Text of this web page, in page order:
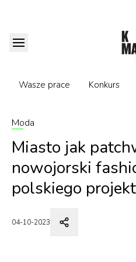
Wasze prace Konkurs
Moda
Miasto jak
nowojorski
polskiego
04-10-2023